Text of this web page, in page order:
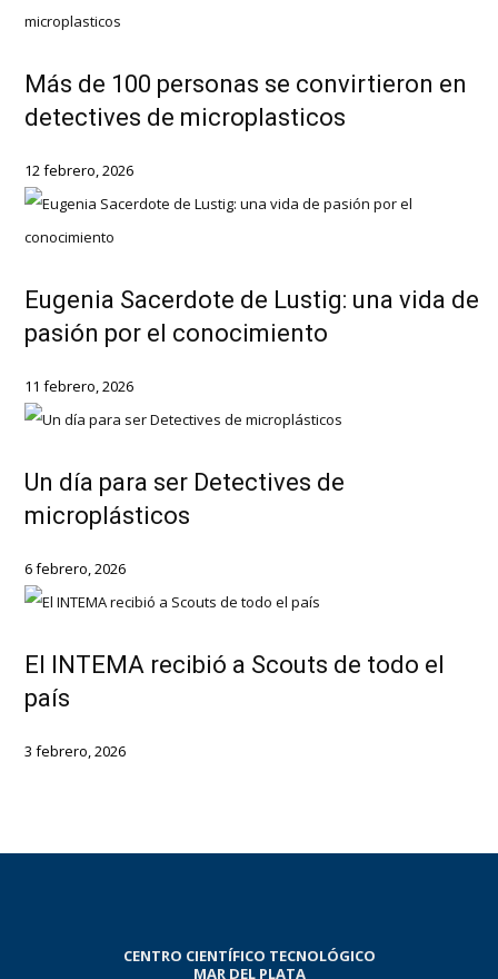
Más de 100 personas se convirtieron en
detectives de microplasticos
12 febrero, 2026
Eugenia Sacerdote de Lustig: una vida de
pasión por el conocimiento
11 febrero, 2026
Un día para ser Detectives de
microplásticos
6 febrero, 2026
El INTEMA recibió a Scouts de todo el
país
3 febrero, 2026
CENTRO CIENTÍFICO TECNOLÓGICO
MAR DEL PLATA